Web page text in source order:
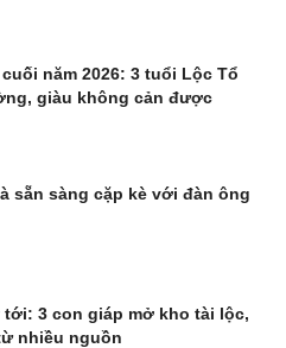
năm 2026: 3 tuổi Lộc Tổ
giàu không cản được
sẵn sàng cặp kè với đàn ông
tới: 3 con giáp mở kho tài lộc,
nhiều nguồn